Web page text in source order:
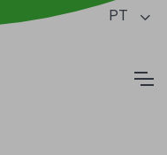
página PT